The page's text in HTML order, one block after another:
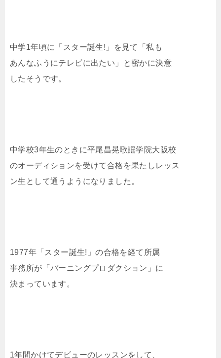
中学1年頃に「スター誕生!」を見て「私も
あんなふうにテレビに出たい」と密かに決意
したそうです。
中学校3年生のときに平尾昌晃歌謡学院大阪校
のオーディションを受けて合格を果たしレッス
ン生として通うようになりました。
1977年「スター誕生!」の合格を経て所属
事務所が「バーニングプロダクション」に
決まっています。
1年間かけてデビューのレッスンをして、